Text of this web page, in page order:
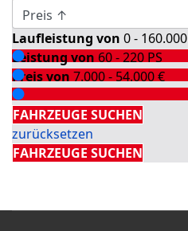
Laufleistung von 0 - 160.000
Leistung von 60 - 220 PS
Preis von 7.000 - 54.000€
Detailsuche
FAHRZEUGE SUCHEN
zurücksetzen
FAHRZEUGE SUCHEN